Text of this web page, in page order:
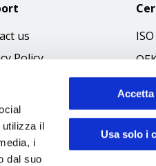
utilizza il
i
dal suo
Usa solo i
us
Policy
& Conditions
Policy
Ethics